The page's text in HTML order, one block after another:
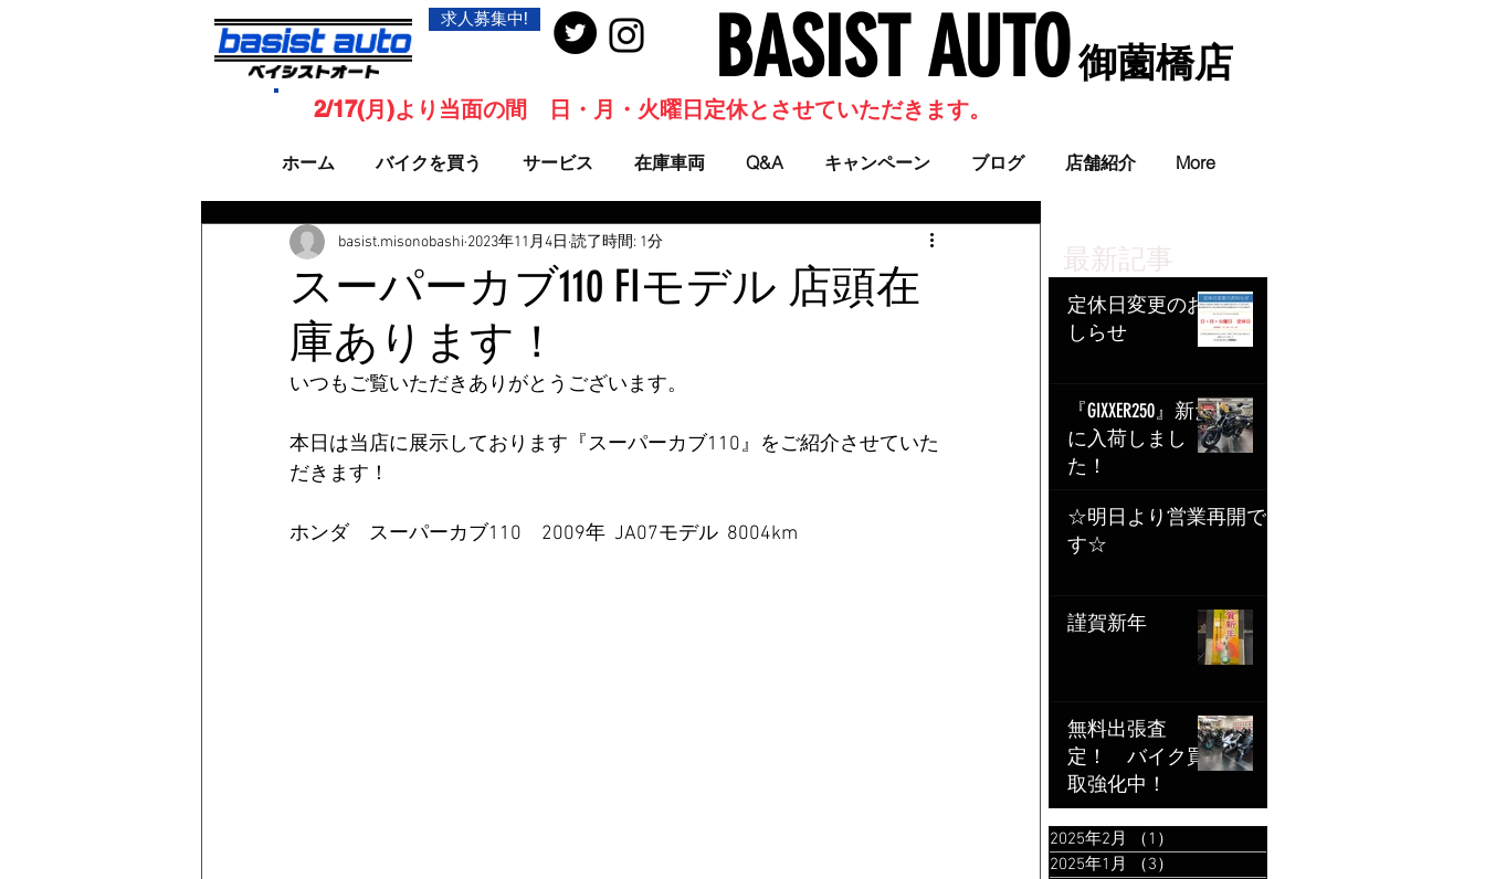
求人募集中! BASIST AUTO​ 御薗橋店
ホーム バイクを買う サービス 在庫車両 Q&A キャンペーン ブログ 店舗紹介 More
2/17(月)より当面の間 日・月・火曜日定休とさせていただきます。
最新記事
定休日変更のお
しらせ
『GIXXER250』新た
に入荷しまし
た！
☆明日より営業再開で
す☆
謹賀新年
無料出張査
定！ バイク買
取強化中！
2025年2月 （1）
2025年1月
（3）
スーパーカブ110 FIモデル 店頭在
庫あります！
basist.misonobashi 2023年11月4日 読了時間: 1分
いつもご覧いただきありがとうございます。
本日は当店に展示しております『スーパーカブ110』をご紹介させていた
だきます！
ホンダ　スーパーカブ110　2009年  JA07モデル  8004km